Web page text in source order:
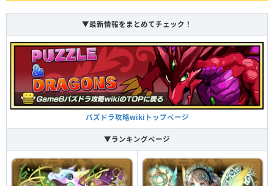
Lv99 8958 4162 322
つけられる潜在キラー
ブラスターアイ ターン数：15→5
Lv99 8958 4162 322
つけられる潜在キラー
▼最新情報をまとめてチェック！
パズドラ攻略wikiトップページ
▼ランキングページ